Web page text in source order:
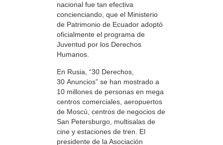
nacional fue tan efectiva
concienciando, que el Ministerio
de Patrimonio de Ecuador adoptó
oficialmente el programa de
Juventud por los Derechos
Humanos.
En Rusia, “30 Derechos,
30 Anuncios” se han mostrado a
10 millones de personas en mega
centros comerciales, aeropuertos
de Moscú, centros de negocios de
San Petersburgo, multisalas de
cine y estaciones de tren. El
presidente de la Asociación